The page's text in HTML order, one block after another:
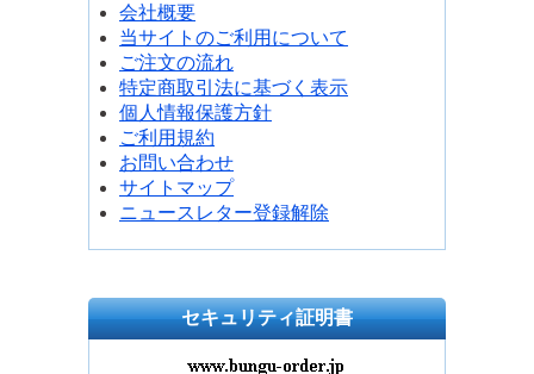
会社概要
当サイトのご利用について
ご注文の流れ
特定商取引法に基づく表示
個人情報保護方針
ご利用規約
お問い合わせ
サイトマップ
ニュースレター登録解除
セキュリティ証明書